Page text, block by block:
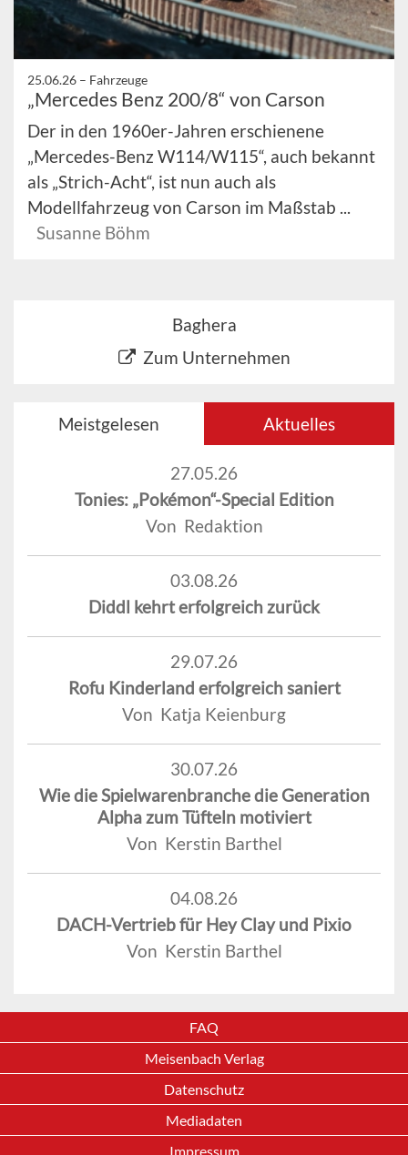
25.06.26 – Fahrzeuge
„Mercedes Benz 200/8“ von Carson
Der in den 1960er-Jahren erschienene
„Mercedes-Benz W114/W115“, auch bekannt
als „Strich-Acht“, ist nun auch als
Modellfahrzeug von Carson im Maßstab ...
Susanne Böhm
Baghera
Zum Unternehmen
Meistgelesen Aktuelles
27.05.26
Tonies: „Pokémon“-Special Edition
Von Redaktion
03.08.26
Diddl kehrt erfolgreich zurück
29.07.26
Rofu Kinderland erfolgreich saniert
Von Katja Keienburg
30.07.26
Wie die Spielwarenbranche die Generation
Alpha zum Tüfteln motiviert
Von Kerstin Barthel
04.08.26
DACH-Vertrieb für Hey Clay und Pixio
Von Kerstin Barthel
FAQ
Meisenbach Verlag
Datenschutz
Mediadaten
Impressum